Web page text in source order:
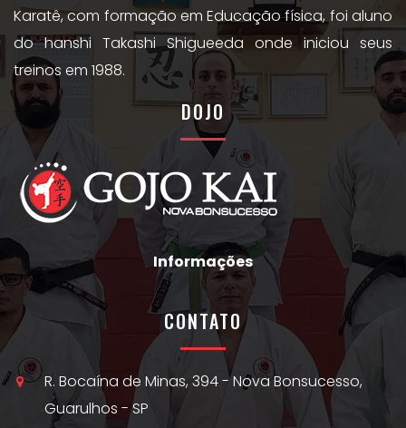
Karatê, com formação em Educação física, foi aluno
do hanshi Takashi Shigueeda onde iniciou seus
treinos em 1988.
DOJO
Informações
CONTATO
R. Bocaína de Minas, 394 - Nova Bonsucesso,
Guarulhos - SP